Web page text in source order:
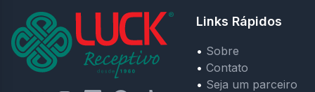
Links Rápidos
Sobre
Contato
Seja um parceiro